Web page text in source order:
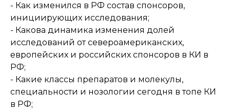
- Как изменился в РФ состав спонсоров,
инициирующих исследования;
- Какова динамика изменения долей
исследований от североамериканских,
европейских и российских спонсоров в КИ в
РФ;
- Какие классы препаратов и молекулы,
специальности и нозологии сегодня в топе КИ
в РФ;